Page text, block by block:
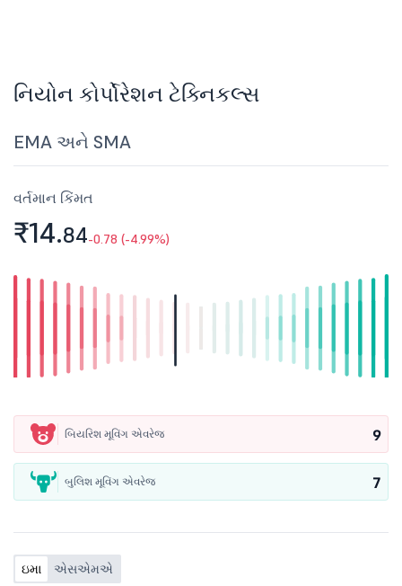
નિયોન કોર્પોરેશન ટેક્નિકલ્સ
EMA અને SMA
વર્તમાન કિંમત
₹14.84-0.78 (-4.99%)
બિયરિશ મૂવિંગ એવરેજ 9
બુલિશ મૂવિંગ એવરેજ 7
ઇમા એસએમએ